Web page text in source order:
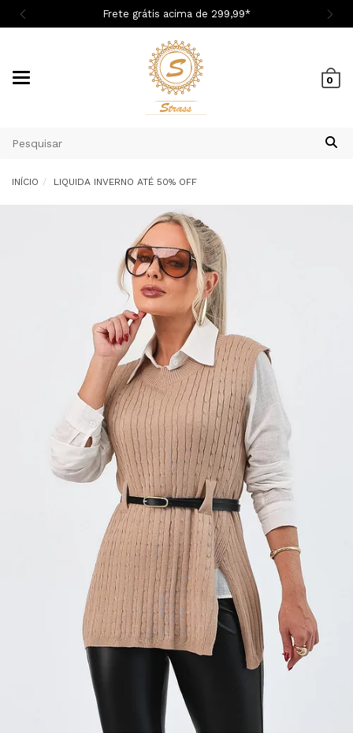
Frete grátis acima de 299,99*
0
INÍCIO LIQUIDA INVERNO ATÉ 50% OFF